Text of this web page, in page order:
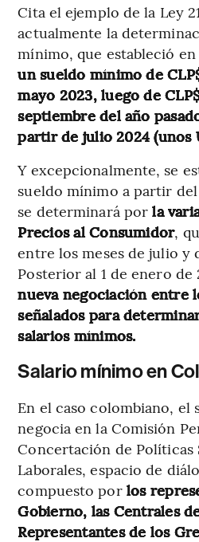
Cita el ejemplo de la Ley
actualmente la
mínimo, que estableció
un sueldo mínimo de
mayo 2023, luego de
septiembre del año
partir de julio 2024 (unos
Y excepcionalmente, se
sueldo mínimo a partir
se determinará porla
Precios al Consumidor,
entre los meses de julio y
Posterior al 1 de enero de
nueva negociación entre
señalados para
salarios mínimos.
Salario mínimo en
En el caso colombiano, el
negocia en la Comisión
Concertación de Políticas
Laborales, espacio de
compuesto porlos
Gobierno, las Centrales
Representantes de los